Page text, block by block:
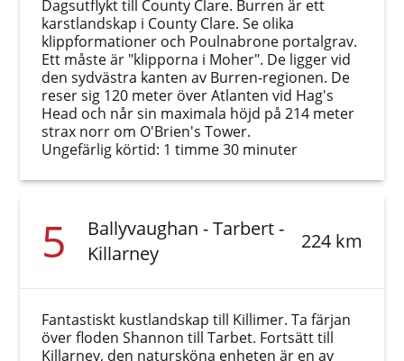
Dagsutflykt till County Clare. Burren är ett
karstlandskap i County Clare. Se olika
klippformationer och Poulnabrone portalgrav.
Ett måste är "klipporna i Moher". De ligger vid
den sydvästra kanten av Burren-regionen. De
reser sig 120 meter över Atlanten vid Hag's
Head och når sin maximala höjd på 214 meter
strax norr om O'Brien's Tower.
Ungefärlig körtid: 1 timme 30 minuter
5
Ballyvaughan - Tarbert -
Killarney
224 km
Fantastiskt kustlandskap till Killimer. Ta färjan
över floden Shannon till Tarbet. Fortsätt till
Killarney, den natursköna enheten är en av